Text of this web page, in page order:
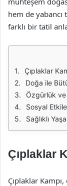
hem de
farklı bir tatil
Çıplaklar
Doğa ile
Özgürlük
Sosyal
Sağlıklı
Çıplaklar
Çıplaklar